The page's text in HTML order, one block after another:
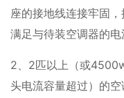
座的接地线连接牢固
满足与待装空调器的
2、2匹以上（或
头电流容量超过）的